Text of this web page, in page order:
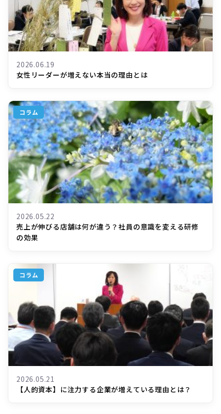
2026.06.19
女性リーダーが増えない本当の理由とは
コラム
2026.05.22
売上が伸びる店舗は何が違う？社員の意識を変える研修
の効果
コラム
2026.05.21
【人的資本】に注力する企業が増えている理由とは？